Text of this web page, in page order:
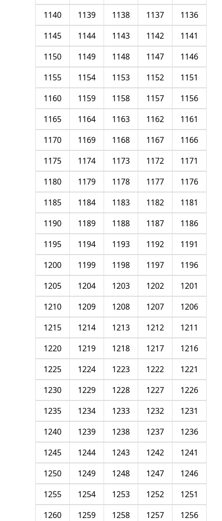
1136
1137
1138
1139
1140
1141
1142
1143
1144
1145
1146
1147
1148
1149
1150
1151
1152
1153
1154
1155
1156
1157
1158
1159
1160
1161
1162
1163
1164
1165
1166
1167
1168
1169
1170
1171
1172
1173
1174
1175
1176
1177
1178
1179
1180
1181
1182
1183
1184
1185
1186
1187
1188
1189
1190
1191
1192
1193
1194
1195
1196
1197
1198
1199
1200
1201
1202
1203
1204
1205
1206
1207
1208
1209
1210
1211
1212
1213
1214
1215
1216
1217
1218
1219
1220
1221
1222
1223
1224
1225
1226
1227
1228
1229
1230
1231
1232
1233
1234
1235
1236
1237
1238
1239
1240
1241
1242
1243
1244
1245
1246
1247
1248
1249
1250
1251
1252
1253
1254
1255
1256
1257
1258
1259
1260